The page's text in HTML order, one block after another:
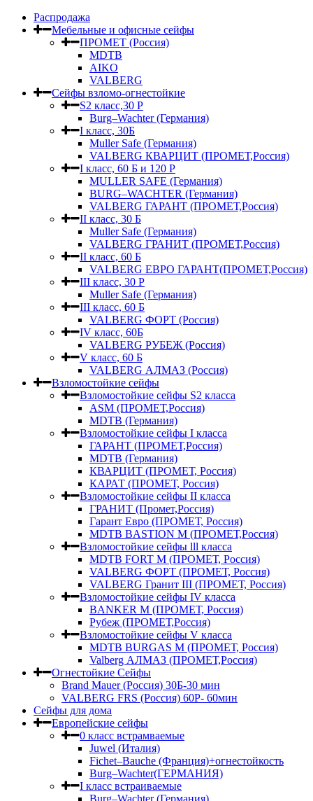
Распродажа
Мебельные и офисные сейфы
ПРОМЕТ (Россия)
MDTB
AIKO
VALBERG
Сейфы взломо-огнестойкие
S2 класс,30 Р
Burg–Wachter (Германия)
I класс, 30Б
Muller Safe (Германия)
VALBERG КВАРЦИТ (ПРОМЕТ,Россия)
I класс, 60 Б и 120 Р
MULLER SAFE (Германия)
BURG–WACHTER (Германия)
VALBERG ГАРАНТ (ПРОМЕТ,Россия)
II класс, 30 Б
Muller Safe (Германия)
VALBERG ГРАНИТ (ПРОМЕТ,Россия)
II класс, 60 Б
VALBERG ЕВРО ГАРАНТ(ПРОМЕТ,Россия)
III класс, 30 Р
Muller Safe (Германия)
III класс, 60 Б
VALBERG ФОРТ (Россия)
IV класс, 60Б
VALBERG РУБЕЖ (Россия)
V класс, 60 Б
VALBERG АЛМАЗ (Россия)
Взломостойкие сейфы
Взломостойкие сейфы S2 класса
ASM (ПРОМЕТ,Россия)
MDTB (Германия)
Взломостойкие сейфы I класса
ГАРАНТ (ПРОМЕТ,Россия)
MDTB (Германия)
КВАРЦИТ (ПРОМЕТ, Россия)
КАРАТ (ПРОМЕТ, Россия)
Взломостойкие сейфы II класса
ГРАНИТ (Промет,Россия)
Гарант Евро (ПРОМЕТ, Россия)
MDTB BASTION M (ПРОМЕТ,Россия)
Взломостойкие сейфы lll класса
MDTB FORT M (ПРОМЕТ, Россия)
VALBERG ФОРТ (ПРОМЕТ, Россия)
VALBERG Гранит III (ПРОМЕТ, Россия)
Взломостойкие сейфы IV класса
BANKER M (ПРОМЕТ, Россия)
Рубеж (ПРОМЕТ,Россия)
Взломостойкие сейфы V класса
MDTB BURGAS M (ПРОМЕТ, Россия)
Valberg АЛМАЗ (ПРОМЕТ,Россия)
Огнестойкие Сейфы
Brand Mauer (Россия) 30Б-30 мин
VALBERG FRS (Россия) 60Р- 60мин
Сейфы для дома
Европейские сейфы
0 класс встрамваемые
Juwel (Италия)
Fichet–Bauche (Франция)+огнестойкость
Burg–Wachter(ГЕРМАНИЯ)
I класс встраиваемые
Burg–Wachter (Германия)